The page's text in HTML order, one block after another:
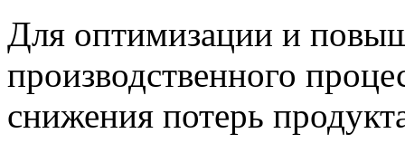
Для оптимизации и
производственного
снижения потерь